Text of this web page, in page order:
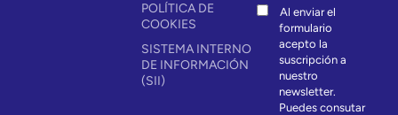
POLÍTICA DE
COOKIES
SISTEMA INTERNO
DE INFORMACIÓN
(SII)
Al enviar el
formulario
acepto la
suscripción a
nuestro
newsletter.
Puedes consutar